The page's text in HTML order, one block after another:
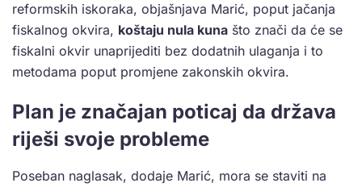
reformskih iskoraka, objašnjava Marić, poput jačanja
fiskalnog okvira, koštaju nula kuna što znači da će se
fiskalni okvir unaprijediti bez dodatnih ulaganja i to
metodama poput promjene zakonskih okvira.
Plan je značajan poticaj da država
riješi svoje probleme
Poseban naglasak, dodaje Marić, mora se staviti na